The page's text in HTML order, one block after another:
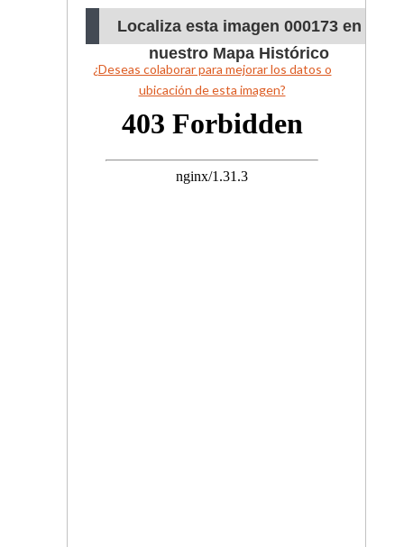
Localiza esta imagen 000173 en
nuestro Mapa Histórico
¿Deseas colaborar para mejorar los datos o
ubicación de esta imagen?